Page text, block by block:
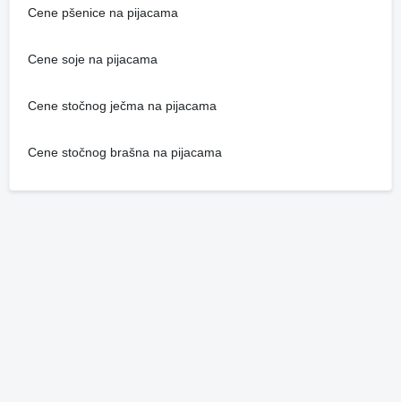
Cene pšenice na pijacama
Cene soje na pijacama
Cene stočnog ječma na pijacama
Cene stočnog brašna na pijacama